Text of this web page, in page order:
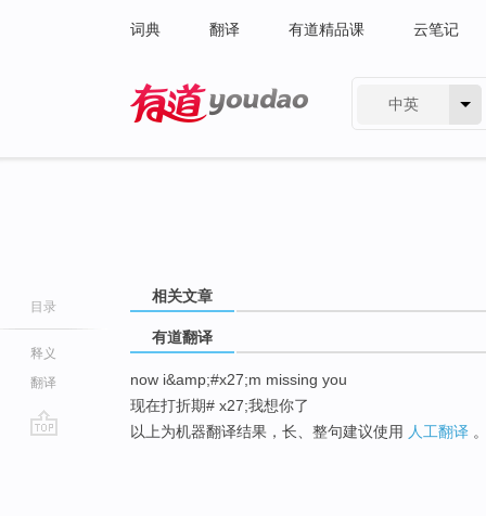
词典 翻译 有道精品课 云笔记
中英
目录
释义
翻译
相关文章
有道翻译
now i&amp;#x27;m missing you
现在打折期# x27;我想你了
以上为机器翻译结果，长、整句建议使用 人工翻译